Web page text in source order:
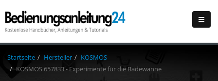
Startseite Hersteller
KOSMOS
KOSMOS 657833 - Experimente für die Badewanne